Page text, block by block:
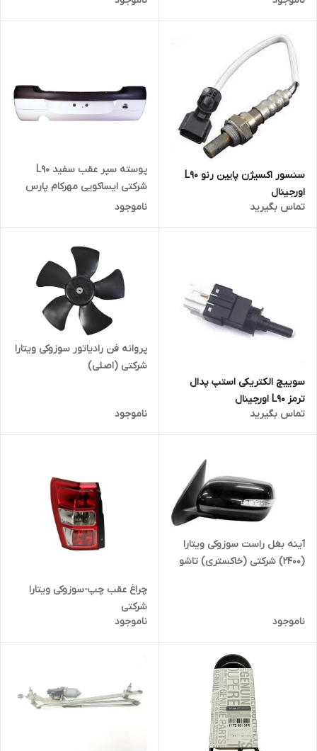
سنسور اکسیژن پایین رنو L90
اورجینال
تماس بگیرید
پوسته سپر عقب سفید L90
شرکتی ایساکویی مهرکام پارس
ناموجود
سوییچ الکتریکی استپ پدال
ترمز L90 اورجینال
تماس بگیرید
پروانه فن رادیاتور سوزوکی ویتارا
شرکتی (اصلی)
ناموجود
آینه بغل راست سوزوکی ویتارا
(2400) شرکتی (خاکستری) تاشو
ناموجود
چراغ عقب چپ-سوزوکی ویتارا
شرکتی
ناموجود